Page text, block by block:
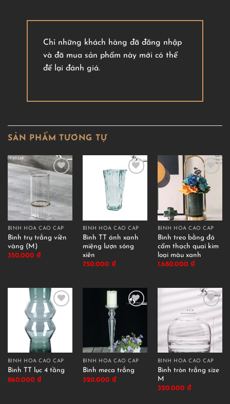
Chỉ những khách hàng đã đăng nhập
và đã mua sản phẩm này mới có thể
để lại đánh giá.
SẢN PHẨM TƯƠNG TỰ
BÌNH HOA CAO CẤP
Bình trụ trắng viền
vàng (M)
350.000 ₫
BÌNH HOA CAO CẤP
Bình TT ánh xanh
miệng lượn sóng
xiên
750.000 ₫
BÌNH HOA CAO CẤP
Bình treo bằng đá
cẩm thạch quai kim
loại màu xanh
1.680.000 ₫
BÌNH HOA CAO CẤP
Bình TT lục 4 tầng
860.000 ₫
BÌNH HOA CAO CẤP
Bình meca trắng
320.000 ₫
BÌNH HOA CAO CẤP
Bình tròn trắng size
M
320.000 ₫